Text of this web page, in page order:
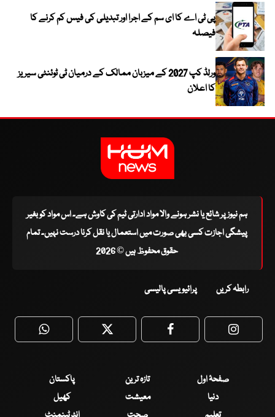
پی ٹی اے کا ای سم کے اجرا اور تبدیلی کی فیس کم کرنے کا
فیصلہ
ورلڈ کپ 2027 کے میزبان ممالک کے درمیان ٹی ٹوئنٹی سیریز
کا اعلان
ہم نیوز پر شائع یا نشر ہونے والا مواد ادارتی ٹیم کی کاوش ہے۔ اس مواد کو بغیر
پیشگی اجازت کسی بھی صورت میں استعمال یا نقل کرنا درست نہیں۔ تمام
حقوق محفوظ ہیں © 2026
رابطہ کریں پرائیویسی پالیسی
WhatsApp Twitter Facebook
صفحۂ اول تازہ ترین
پاکستان
دنیا
معیشت
کھیل